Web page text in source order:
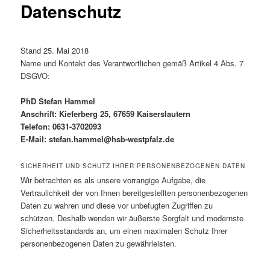
Datenschutz
Stand 25. Mai 2018
Name und Kontakt des Verantwortlichen gemäß Artikel 4 Abs. 7
DSGVO:
PhD Stefan Hammel
Anschrift: Kieferberg 25, 67659 Kaiserslautern
Telefon: 0631-3702093
E-Mail:stefan.hammel@hsb-westpfalz.de
SICHERHEIT UND SCHUTZ IHRER PERSONENBEZOGENEN DATEN
Wir betrachten es als unsere vorrangige Aufgabe, die
Vertraulichkeit der von Ihnen bereitgestellten personenbezogenen
Daten zu wahren und diese vor unbefugten Zugriffen zu
schützen. Deshalb wenden wir äußerste Sorgfalt und modernste
Sicherheitsstandards an, um einen maximalen Schutz Ihrer
personenbezogenen Daten zu gewährleisten.